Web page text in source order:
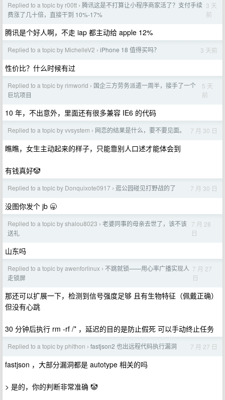
Replied to a topic by r00tt › 腾讯这是不打算让小程序商家活了？支付手续
费涨了几十倍，直接干到 10%-17%
3 天
前
腾讯是个好人啊，不走 iap 都主动给 apple 12%
Replied to a topic by MichelleV2 › iPhone 18 值得买吗？ 3 天前
性价比？什么时候有过
Replied to a topic by rimworld › 国企三方劳务派遣一周半，接手了一个
巨坑项目
5 天
前
10 年，不出意外，里面还有很多兼容 IE6 的代码
Replied to a topic by vvsystem › 网恋的结果是什么，要不要见面。 7 月 30 日
瞧瞧，女生主动起来的样子，只能靠别人口述才能体会到
有钱真好🤡
Replied to a topic by Donquixote0917 › 逛公园碰见打野战的了 7 月 30 日
没图你发个 jb 🥱
Replied to a topic by shalou8023 › 老婆同事的母亲去世了，该不该
送礼
7 月 28
日
山东吗
Replied to a topic by awenforlinux › 不跳就锁——用心率广播实现人
走锁屏
7 月 27
日
那还可以扩展一下，检测到信号强度足够 且有生物特征（佩戴正确）
但没有心跳
30 分钟后执行 rm -rf /* ，延迟的目的是防止假死 可以手动终止任务
Replied to a topic by phithon › fastjson2 也出远程代码执行漏洞 7 月 27 日
fastjson ，大部分漏洞都是 autotype 相关的吗
> 是的，你的判断非常准确 🤡